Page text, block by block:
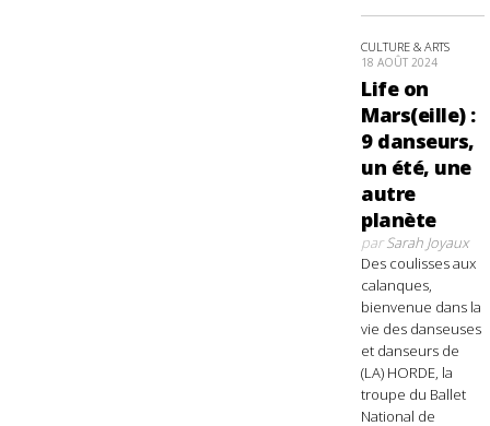
CULTURE & ARTS
18 AOÛT 2024
Life on
Mars(eille) :
9 danseurs,
un été, une
autre
planète
parSarah Joyaux
Des coulisses aux
calanques,
bienvenue dans la
vie des danseuses
et danseurs de
(LA) HORDE, la
troupe du Ballet
National de